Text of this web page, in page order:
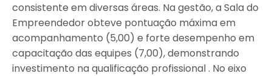
consistente em diversas áreas. Na gestão, a Sala do
Empreendedor obteve pontuação máxima em
acompanhamento (5,00) e forte desempenho em
capacitação das equipes (7,00), demonstrando
investimento na qualificação profissional . No eixo